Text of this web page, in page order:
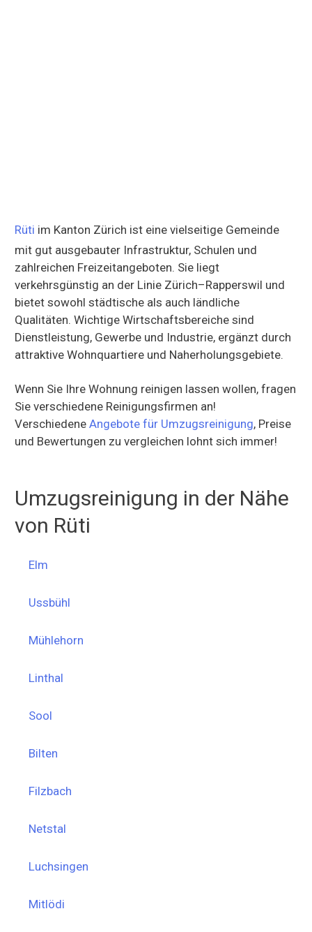
Rüti im Kanton Zürich ist eine vielseitige Gemeinde
mit gut ausgebauter Infrastruktur, Schulen und
zahlreichen Freizeitangeboten. Sie liegt
verkehrsgünstig an der Linie Zürich–Rapperswil und
bietet sowohl städtische als auch ländliche
Qualitäten. Wichtige Wirtschaftsbereiche sind
Dienstleistung, Gewerbe und Industrie, ergänzt durch
attraktive Wohnquartiere und Naherholungsgebiete.
Wenn Sie Ihre Wohnung reinigen lassen wollen, fragen
Sie verschiedene Reinigungsfirmen an!
Verschiedene Angebote für Umzugsreinigung, Preise
und Bewertungen zu vergleichen lohnt sich immer!
Umzugsreinigung in der Nähe
von Rüti
Elm
Ussbühl
Mühlehorn
Linthal
Sool
Bilten
Filzbach
Netstal
Luchsingen
Mitlödi